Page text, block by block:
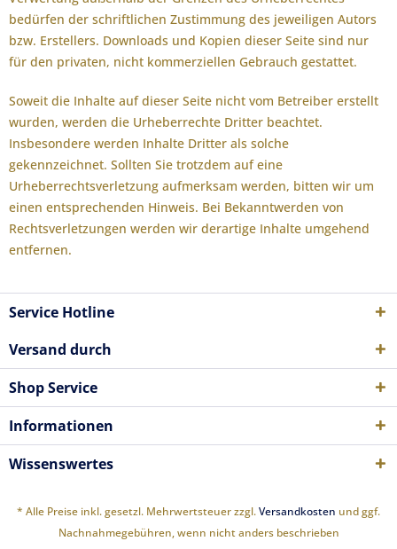
bedürfen der schriftlichen Zustimmung des jeweiligen Autors
bzw. Erstellers. Downloads und Kopien dieser Seite sind nur
für den privaten, nicht kommerziellen Gebrauch gestattet.
Soweit die Inhalte auf dieser Seite nicht vom Betreiber erstellt
wurden, werden die Urheberrechte Dritter beachtet.
Insbesondere werden Inhalte Dritter als solche
gekennzeichnet. Sollten Sie trotzdem auf eine
Urheberrechtsverletzung aufmerksam werden, bitten wir um
einen entsprechenden Hinweis. Bei Bekanntwerden von
Rechtsverletzungen werden wir derartige Inhalte umgehend
entfernen.
Service Hotline
Versand durch
Shop Service
Informationen
Wissenswertes
* Alle Preise inkl. gesetzl. Mehrwertsteuer zzgl.Versandkosten und ggf.
Nachnahmegebühren, wenn nicht anders beschrieben